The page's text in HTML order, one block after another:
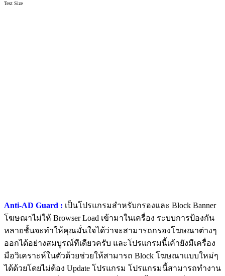
Text Size
Anti-AD Guard : เป็นโปรแกรมสำหรับกรองและ Block Banner
โฆษณาไม่ให้ Browser Load เข้ามาในเครื่อง ระบบการป้องกัน
หลายชั้นจะทำให้คุณมั่นใจได้ว่าจะสามารถกรองโฆษณาต่างๆ
ออกได้อย่างสมบูรณ์ทีเดียวครับ และโปรแกรมนี้เค้ายังมีเครื่อง
มือวิเคราะห์ในตัวด้วยช่วยให้สามารถ Block โฆษณาแบบใหม่ๆ
ได้ด้วยโดยไม่ต้อง Update โปรแกรม โปรแกรมนี้สามารถทำงาน